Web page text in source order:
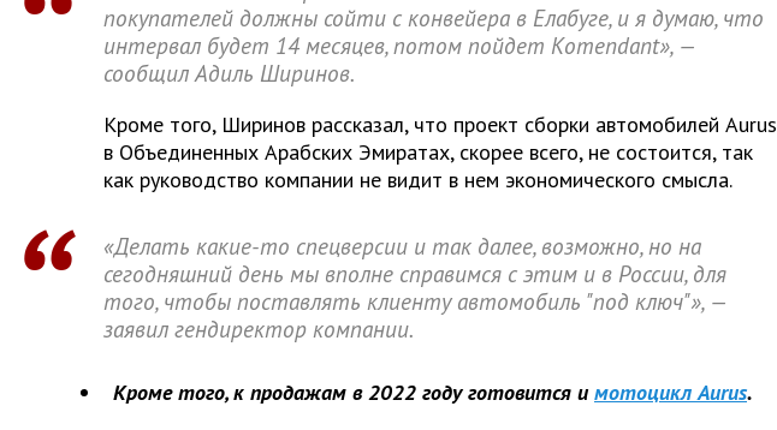
покупателей должны сойти с конвейера в Елабуге, и я думаю, что
интервал будет 14 месяцев, потом пойдет Komendant», —
сообщил Адиль Ширинов.
Кроме того, Ширинов рассказал, что проект сборки автомобилей Aurus
в Объединенных Арабских Эмиратах, скорее всего, не состоится, так
как руководство компании не видит в нем экономического смысла.
«Делать какие-то спецверсии и так далее, возможно, но на
сегодняшний день мы вполне справимся с этим и в России, для
того, чтобы поставлять клиенту автомобиль "под ключ"», —
заявил гендиректор компании.
Кроме того, к продажам в 2022 году готовится и мотоцикл Aurus.